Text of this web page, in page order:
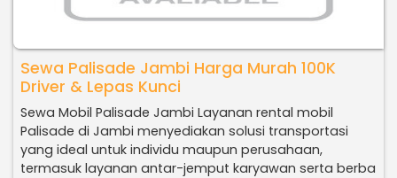
Sewa Palisade Jambi Harga Murah 100K
Driver & Lepas Kunci
Sewa Mobil Palisade Jambi Layanan rental mobil
Palisade di Jambi menyediakan solusi transportasi
yang ideal untuk individu maupun perusahaan,
termasuk layanan antar-jemput karyawan serta berba